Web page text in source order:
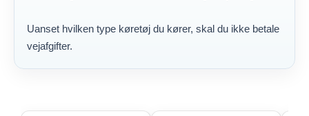
Uanset hvilken type køretøj du kører, skal du ikke betale
vejafgifter.